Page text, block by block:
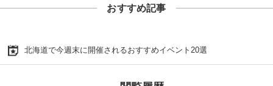
おすすめ記事
北海道で今週末に開催されるおすすめイベント20選